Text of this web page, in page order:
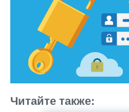
Читайте также: